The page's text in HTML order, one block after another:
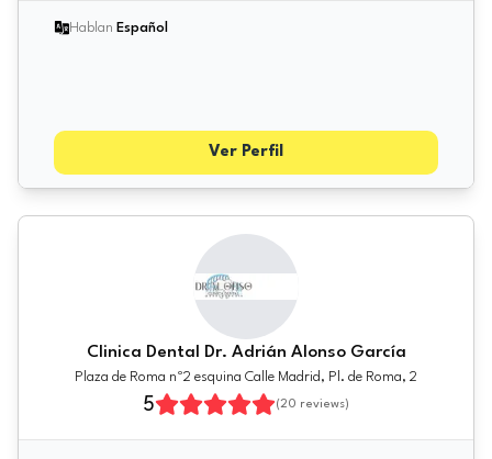
Hablan Español
Ver Perfil
Clinica Dental Dr. Adrián Alonso García
Plaza de Roma nº2 esquina Calle Madrid, Pl. de Roma, 2
5 (20 reviews)